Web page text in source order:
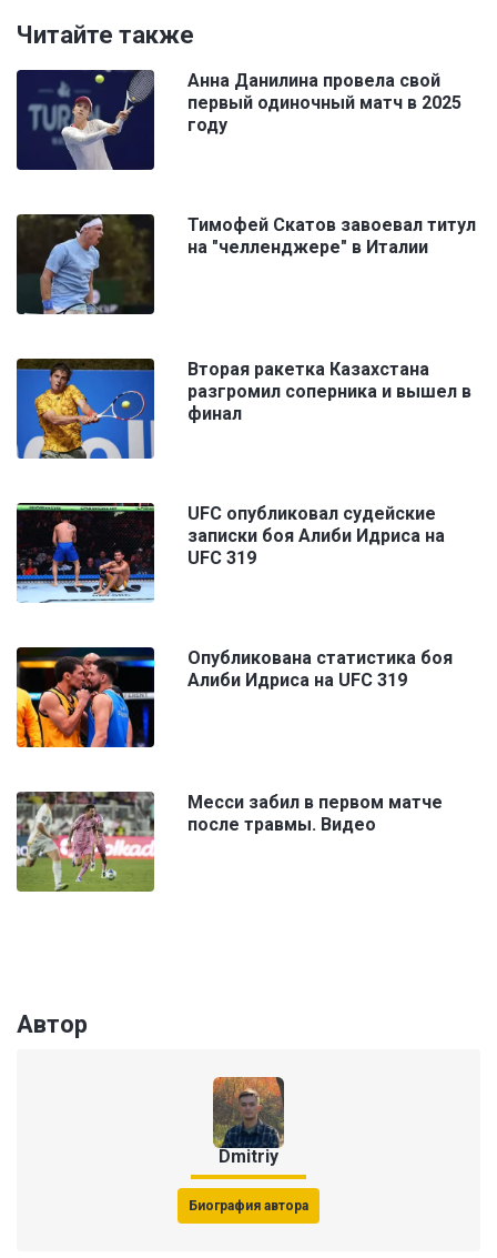
Читайте также
Анна Данилина провела свой
первый одиночный матч в 2025
году
Тимофей Скатов завоевал титул
на "челленджере" в Италии
Вторая ракетка Казахстана
разгромил соперника и вышел в
финал
UFC опубликовал судейские
записки боя Алиби Идриса на
UFC 319
Опубликована статистика боя
Алиби Идриса на UFC 319
Месси забил в первом матче
после травмы. Видео
Автор
Dmitriy
Биография автора